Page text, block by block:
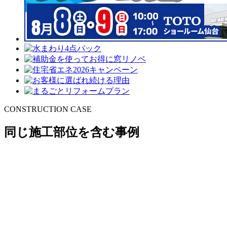
CONSTRUCTION CASE
同じ施工部位を含む事例